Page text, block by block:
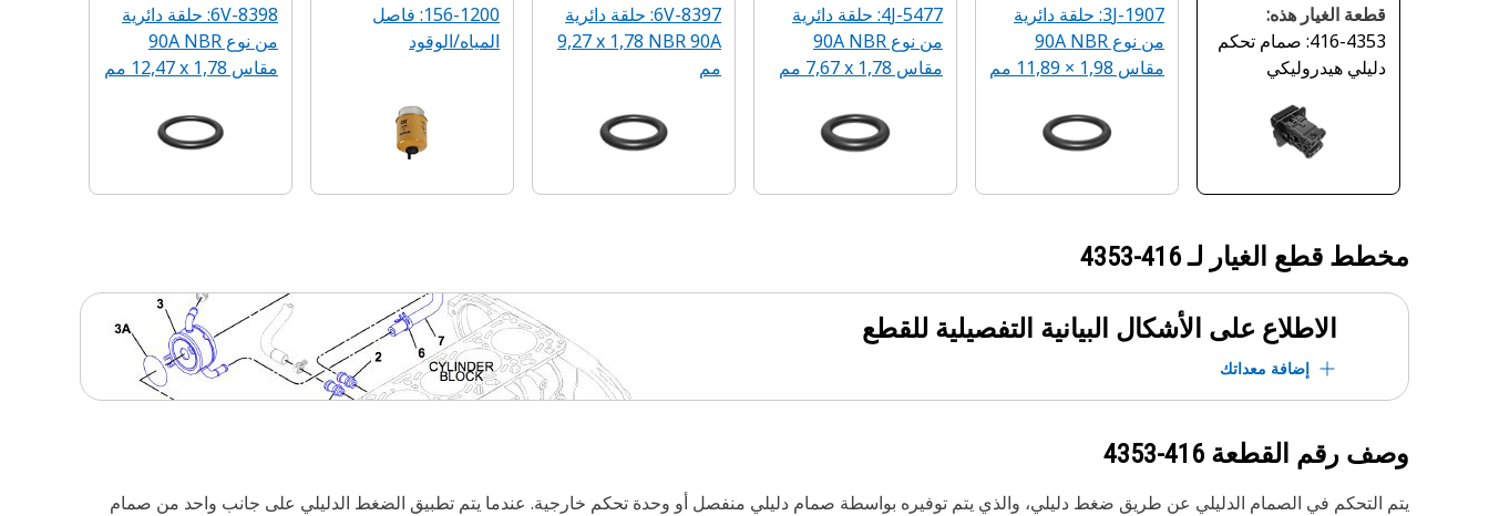
قطعة الغيار هذه:
416-4353: صمام تحكم
دليلي هيدروليكي
3J-1907: حلقة دائرية
من نوع 90A NBR
مقاس ‏1,98 × 11,89 مم
4J-5477: حلقة دائرية
من نوع 90A NBR
مقاس 1,78 x‏ 7,67 مم‏
6V-8397: حلقة دائرية
90A‏ NBR‏ 1,78 ‏x‏ 9,27
مم
156-1200: فاصل
المياه/الوقود
6V-8398: حلقة دائرية
من نوع 90A NBR
مقاس 1,78 x‏ 12,47 مم
مخطط قطع الغيار لـ416-4353
الاطلاع على الأشكال البيانية التفصيلية للقطع
إضافة معداتك
وصف رقم القطعة 416-4353
يتم التحكم في الصمام الدليلي عن طريق ضغط دليلي، والذي يتم توفيره بواسطة صمام دليلي منفصل أو وحدة تحكم خارجية. عندما يتم تطبيق الضغط الدليلي على جانب واحد من صمام